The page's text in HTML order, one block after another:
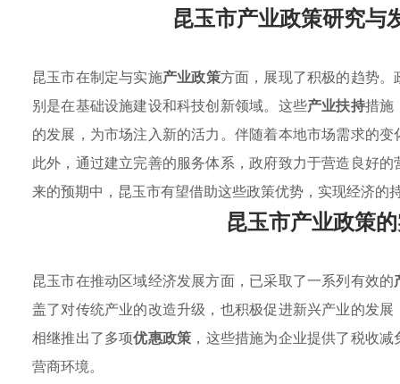
昆玉市产业政策研究与
昆玉市在制定与实施产业政策方面，展现了积极的趋势。
别是在基础设施建设和科技创新领域。这些产业扶持措施
的发展，为市场注入新的活力。伴随着本地市场需求的
此外，通过建立完善的服务体系，政府致力于营造良好
来的预期中，昆玉市有望借助这些政策优势，实现经济的
昆玉市产业政策
昆玉市在推动区域经济发展方面，已采取了一系列有效的
盖了对传统产业的改造升级，也积极促进新兴产业的发展
相继推出了多项优惠政策 ，这些措施为企业提供了税收
营商环境。